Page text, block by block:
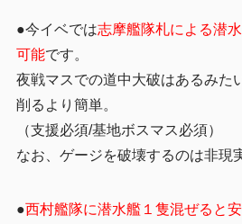
●今イベでは志摩艦隊札による潜
可能です。
夜戦マスでの道中大破はあるみた
削るより簡単。
（支援必須/基地ボスマス必須）
なお、ゲージを破壊するのは非現
●西村艦隊に潜水艦１隻混ぜると